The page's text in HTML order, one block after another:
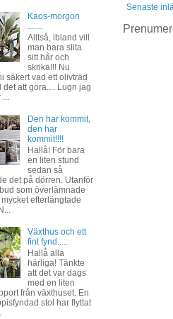
Senaste
Kaos-morgon
Alltså, ibland vill
man bara slita
sitt hår och
skrika!!! Nu
säkert vad ett olivträd
det att göra.... Lugn jag
...
Den har kommit,
den har
kommit!!!!
Hallå! För bara
en liten stund
sedan så
det på dörren. Utanför
som överlämnade
efterlängtade
Växthus och ett
fint fynd.....
Hallå alla
härliga! Tänkte
att det var dags
med en liten
från växthuset. En
stol har flyttat